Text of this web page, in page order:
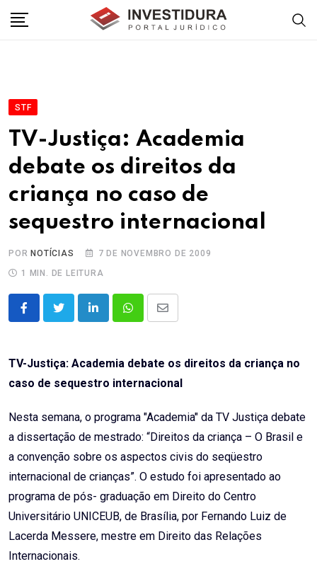
STF
TV-Justiça: Academia
debate os direitos da
criança no caso de
sequestro internacional
POR NOTÍCIAS
7 DE NOVEMBRO DE 2009
1 MIN. DE LEITURA
LinkedInWhatsappShare
Email
TV-Justiça: Academia debate os direitos da criança no
caso de sequestro internacional
Nesta semana, o programa "Academia" da TV Justiça debate
a dissertação de mestrado: “Direitos da criança – O Brasil e
a convenção sobre os aspectos civis do seqüestro
internacional de crianças”. O estudo foi apresentado ao
programa de pós- graduação em Direito do Centro
Universitário UNICEUB, de Brasília, por Fernando Luiz de
Lacerda Messere, mestre em Direito das Relações
Internacionais.